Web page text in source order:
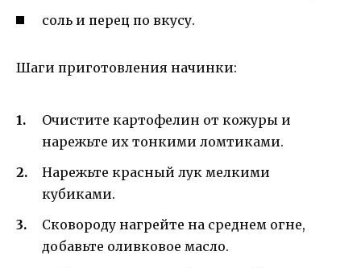
соль и перец по вкусу.
Шаги приготовления начинки:
Очистите картофелин от кожуры и
нарежьте их тонкими ломтиками.
Нарежьте красный лук мелкими
кубиками.
Сковороду нагрейте на среднем огне,
добавьте оливковое масло.